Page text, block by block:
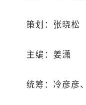
策划：张晓松
主编：姜潇
统筹：冷彦彦